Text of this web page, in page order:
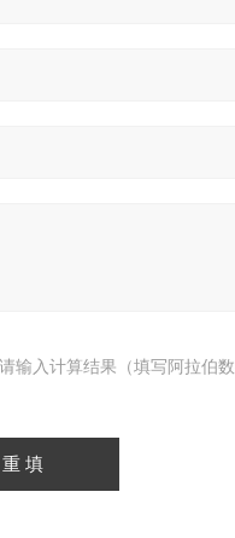
请输入计算结果（填写阿拉伯